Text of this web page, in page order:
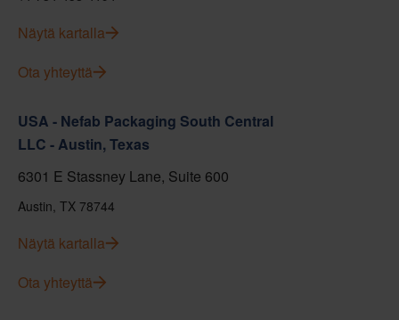
Näytä kartalla
Ota yhteyttä
USA - Nefab Packaging South Central
LLC - Austin, Texas
6301 E Stassney Lane, Suite 600
Austin, TX 78744
Näytä kartalla
Ota yhteyttä